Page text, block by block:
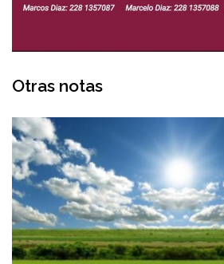
Otras notas